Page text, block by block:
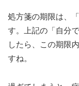
処方箋の期限は、「
す。上記の「自分
したら、この期限
すね。